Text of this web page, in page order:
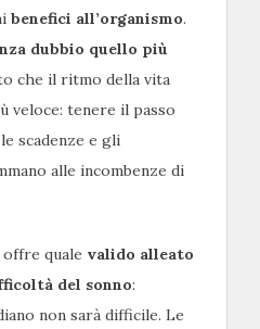
benefici all’organismo.
dubbio quello più
che il ritmo della vita
veloce: tenere il passo
scadenze e gli
alle incombenze di
quale valido alleato
del sonno:
non sarà difficile. Le